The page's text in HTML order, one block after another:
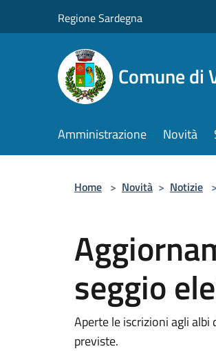
Regione Sardegna
Comune di
Amministrazione Novità
Home > Novità > Notizie >
seggio
Aperte le iscrizioni agli
previste.